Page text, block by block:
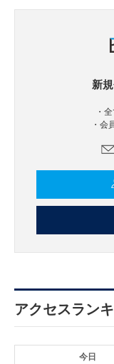
新
・
・会
アクセスラン
今日